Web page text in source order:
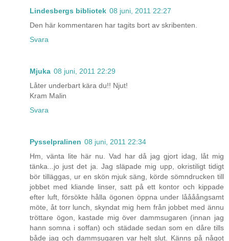
Lindesbergs bibliotek 08 juni, 2011 22:27
Den här kommentaren har tagits bort av skribenten.
Svara
Mjuka 08 juni, 2011 22:29
Låter underbart kära du!! Njut!
Kram Malin
Svara
Pysselpralinen 08 juni, 2011 22:34
Hm, vänta lite här nu. Vad har då jag gjort idag, låt mig
tänka...jo just det ja. Jag släpade mig upp, okristiligt tidigt
bör tilläggas, ur en skön mjuk säng, körde sömndrucken till
jobbet med kliande linser, satt på ett kontor och kippade
efter luft, försökte hålla ögonen öppna under låååångsamt
möte, åt torr lunch, skyndat mig hem från jobbet med ännu
tröttare ögon, kastade mig över dammsugaren (innan jag
hann somna i soffan) och städade sedan som en dåre tills
både jag och dammsugaren var helt slut. Känns på något